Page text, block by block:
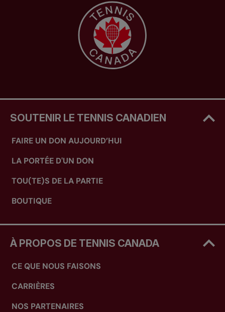
SOUTENIR LE TENNIS CANADIEN
FAIRE UN DON AUJOURD’HUI
LA PORTÉE D'UN DON
TOU(TE)S DE LA PARTIE
BOUTIQUE
À PROPOS DE TENNIS CANADA
CE QUE NOUS FAISONS
CARRIÈRES
NOS PARTENAIRES